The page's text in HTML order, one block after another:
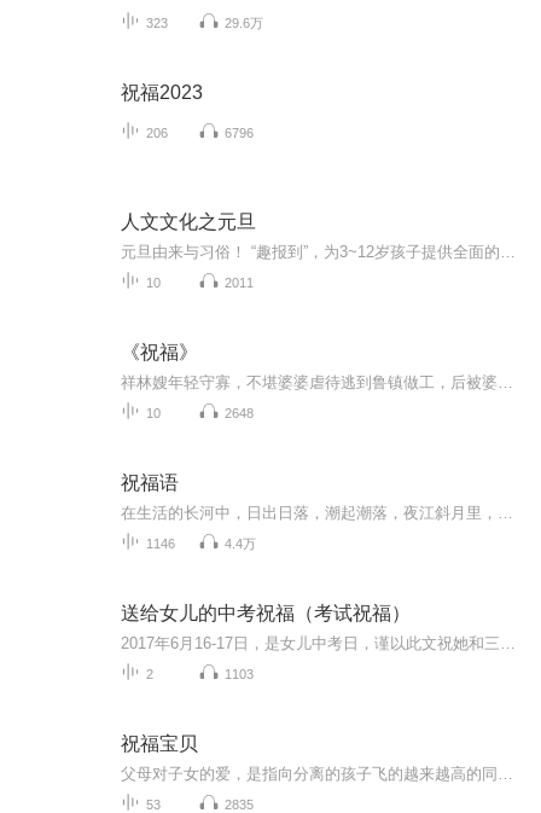
323 29.6万
祝福2023
206 6796
人文文化之元旦
10 2011
《祝福》
10 2648
祝福语
1146 4.4万
送给女儿的中考祝福（考试祝福）
2 1103
祝福宝贝
53 2835